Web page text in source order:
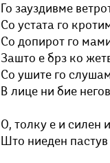
Го зауздивме
Со устата го
Со допирот го
Зашто е брз ко
Со ушите го
В лице ни бие
О, толку е и силен
Што ниеден